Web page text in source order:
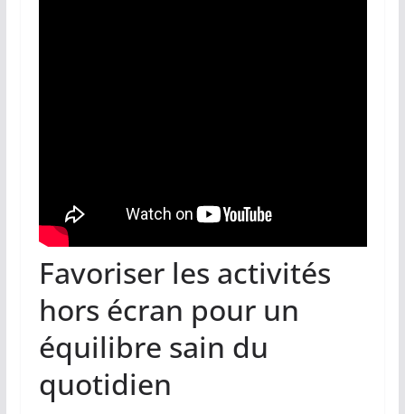
Favoriser les activités
hors écran pour un
équilibre sain du
quotidien